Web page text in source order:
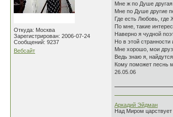
Откуда: Москва
Зарегистрирован: 2006-07-24
Сообщений: 9237
Вебсайт
Мне ж по Душе другая
Мне по Душе другие
Где есть Любовь, где
По мне, такие
Наверно я чудной
Но в этой странности
Мне хорошо, мои
Ведь знаю я,
Кому поможет песнь
26.05.06
Аркадий Эйдман
Над Миром